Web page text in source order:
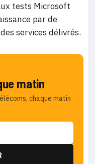
tests Microsoft
par de
services délivrés.
matin
chaque matin